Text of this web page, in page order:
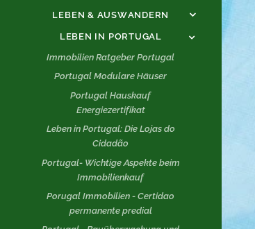
LEBEN & AUSWANDERN
LEBEN IN PORTUGAL
Immobilien Ratgeber Portugal
Portugal Modulare Häuser
Portugal Hauskauf
Energiezertifikat
Leben in Portugal: Die Lojas do
Cidadão
Portugal- Wichtige Aspekte beim
Immobilienkauf
Porugal Immobilien - Certidao
permanente predial